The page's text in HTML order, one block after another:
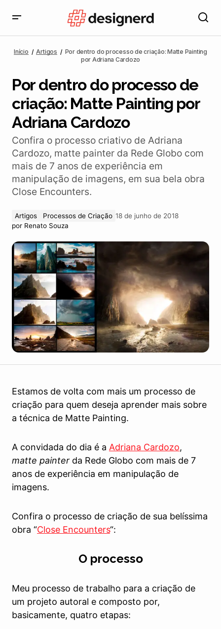
Adriana Cardozo
Início Artigos
Por dentro do processo de criação: Matte Painting
por Adriana Cardozo
Por dentro do processo de
criação: Matte Painting por
Adriana Cardozo
Confira o processo criativo de Adriana
Cardozo, matte painter da Rede Globo com
mais de 7 anos de experiência em
manipulação de imagens, em sua bela obra
Close Encounters.
Artigos Processos de Criação 18 de junho de 2018
por Renato Souza
Estamos de volta com mais um processo de
criação para quem deseja aprender mais sobre
a técnica de Matte Painting.
A convidada do dia é a Adriana Cardozo,
matte painter da Rede Globo com mais de 7
anos de experiência em manipulação de
imagens.
Confira o processo de criação de sua belíssima
obra “Close Encounters“:
O processo
Meu processo de trabalho para a criação de
um projeto autoral e composto por,
basicamente, quatro etapas: